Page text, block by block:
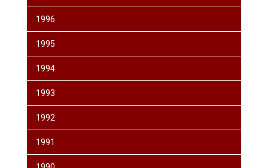
1996
1995
1994
1993
1992
1991